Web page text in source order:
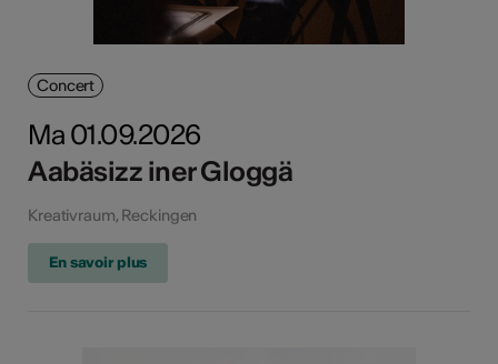
Concert
Ma 01.09.2026
Aabäsizz iner Gloggä
Kreativraum, Reckingen
En savoir plus